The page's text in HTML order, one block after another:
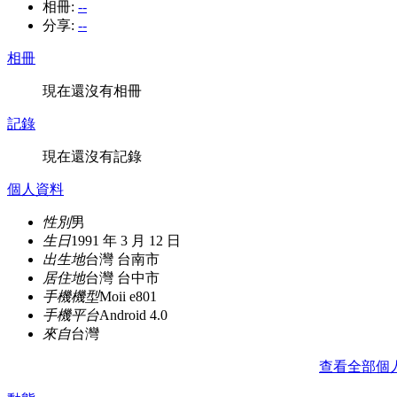
相冊: --
分享: --
相冊
現在還沒有相冊
記錄
現在還沒有記錄
個人資料
性別男
生日1991 年 3 月 12 日
出生地台灣 台南市
居住地台灣 台中市
手機機型Moii e801
手機平台Android 4.0
來自台灣
查看全部個